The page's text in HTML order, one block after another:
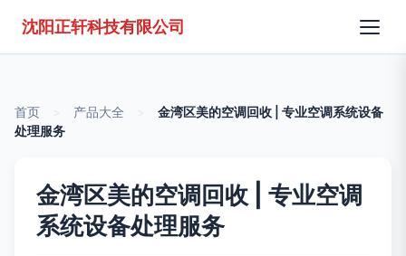
沈阳正轩科技有限公司
首页 产品大全
金湾区美的空调回收 | 专业空调系统设备
处理服务
金湾区美的空调回收 | 专业空调
系统设备处理服务